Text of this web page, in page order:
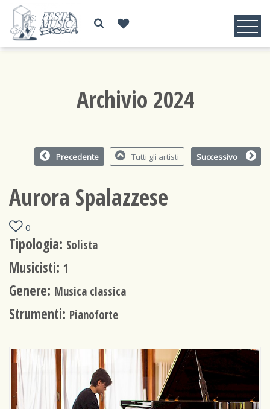
Archivio 2024
Precedente Tutti gli artisti Successivo
Aurora Spalazzese
0
Tipologia: Solista
Musicisti: 1
Genere: Musica classica
Strumenti: Pianoforte